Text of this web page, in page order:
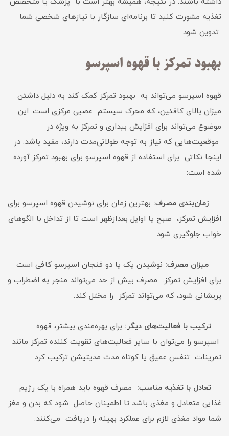
تغذیه مشورت کنید تا برنامه‌ای سازگار با نیازهای شخصی شما
تدوین شود.
بهبود تمرکز با قهوه اسپرسو
قهوه اسپرسو می‌تواند به بهبود تمرکز کمک کند به دلیل داشتن
میزان بالای کافئین، که محرک سیستم عصبی مرکزی است. این
موضوع می‌تواند برای افزایش بیداری و تمرکز به ویژه در
موقعیت‌هایی که نیاز به توجه طولانی‌مدت دارند، مفید باشد. در
اینجا نکاتی برای استفاده از قهوه اسپرسو برای بهبود تمرکز آورده
شده است:
زمان‌بندی مصرف: بهترین زمان برای نوشیدن قهوه اسپرسو برای
افزایش تمرکز، صبح یا اوایل بعدازظهر است تا از تداخل با الگوهای
خواب جلوگیری شود.
میزان مصرف: نوشیدن یک یا دو فنجان اسپرسو کافی است
برای افزایش تمرکز. مصرف بیش از حد می‌تواند منجر به اضطراب و
پریشانی شود، که می‌تواند تمرکز را مختل کند.
ترکیب با فعالیت‌های دیگر: برای بهره‌مندی بیشتر، قهوه
اسپرسو را می‌توان با سایر فعالیت‌های تقویت کننده تمرکز مانند
تمرینات تنفس عمیق یا کوتاه مدت مدیتیشن ترکیب کرد.
تعادل با تغذیه مناسب: مصرف قهوه باید همراه با یک رژیم
غذایی متعادل و مغذی باشد تا اطمینان حاصل شود که بدن و مغز
شما مواد مغذی لازم برای عملکرد بهینه را دریافت می‌کنند.